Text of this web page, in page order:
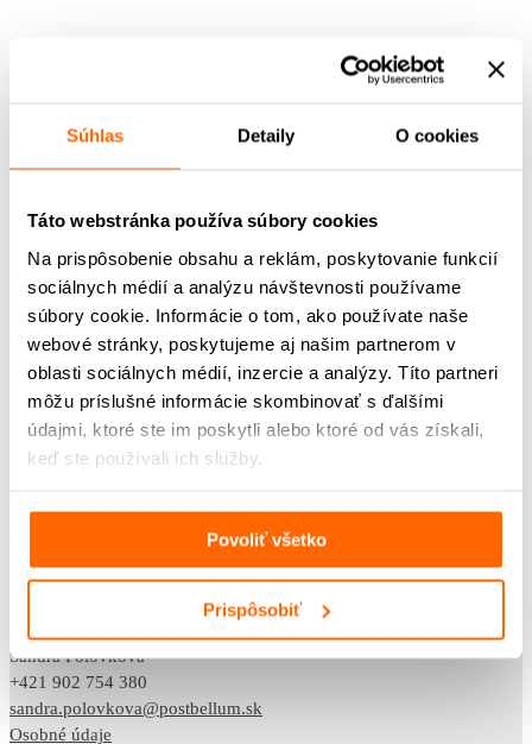
Súhlas Detaily O cookies
Táto webstránka používa súbory cookies
Na prispôsobenie obsahu a reklám, poskytovanie funkcií
sociálnych médií a analýzu návštevnosti používame
súbory cookie. Informácie o tom, ako používate naše
webové stránky, poskytujeme aj našim partnerom v
oblasti sociálnych médií, inzercie a analýzy. Títo partneri
môžu príslušné informácie skombinovať s ďalšími
údajmi, ktoré ste im poskytli alebo ktoré od vás získali,
keď ste používali ich služby.
Povoliť všetko
Prispôsobiť
Klincová 35,
821 08 Bratislava
IČO: 42218012
DIČ: 2120082569
občianske združenie
VVS/1-900/90-37999, dňa 1. 8. 2011
KONTAKTY
VEDÚCA ODDELENIA VZDELÁVAME
+421 948 733 853
klaudia.belicova@postbellum.sk
VEDENIE
Sandra Polovková
+421 902 754 380
sandra.polovkova@postbellum.sk
Osobné údaje